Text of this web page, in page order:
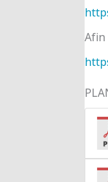
Afin